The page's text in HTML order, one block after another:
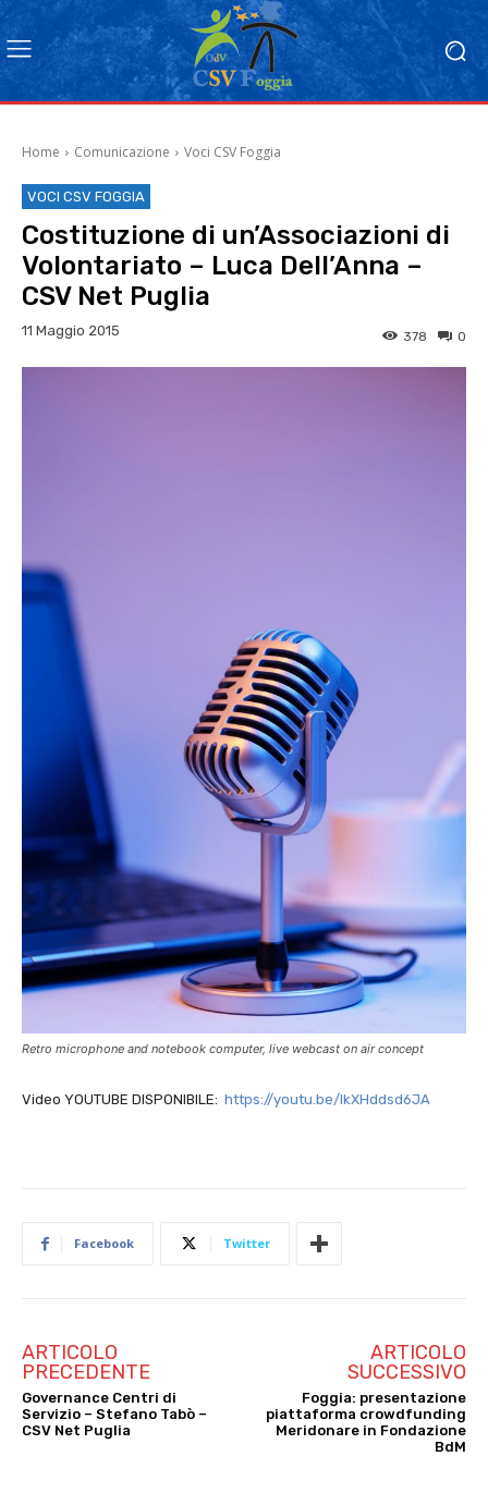
Home Comunicazione Voci CSV Foggia
VOCI CSV FOGGIA
Costituzione di un’Associazioni di
Volontariato – Luca Dell’Anna –
CSV Net Puglia
11 Maggio 2015 0
378
Retro microphone and notebook computer, live webcast on air concept
Video YOUTUBE DISPONIBILE: https://youtu.be/lkXHddsd6JA
Facebook Twitter
ARTICOLO
PRECEDENTE
Governance Centri di
Servizio – Stefano Tabò –
CSV Net Puglia
ARTICOLO
SUCCESSIVO
Foggia: presentazione
piattaforma crowdfunding
Meridonare in Fondazione
BdM